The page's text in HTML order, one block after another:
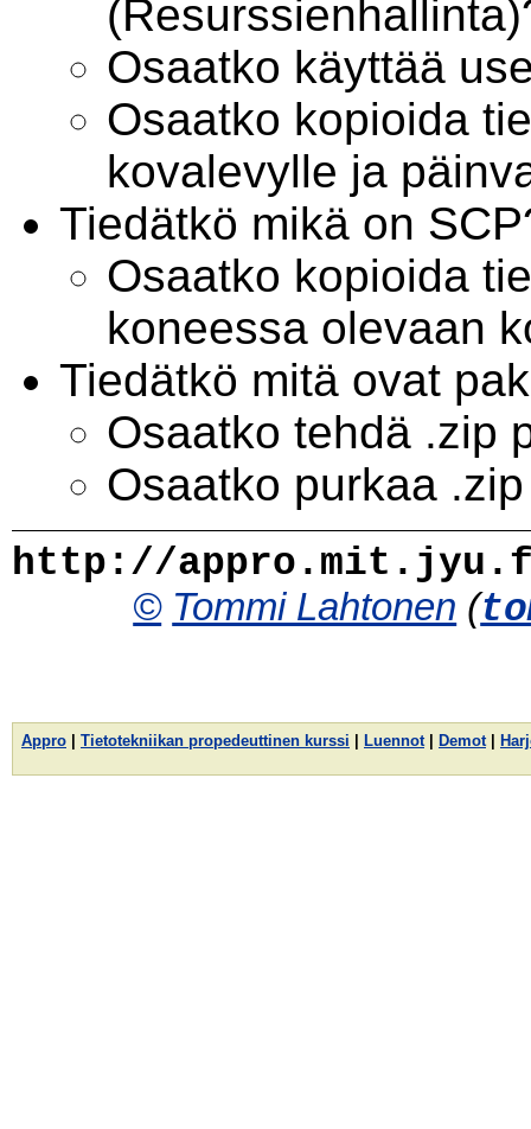
Osaatko käyttää
Osaatko kopioida
kovalevylle ja
Tiedätkö mikä on
Osaatko kopioida
koneessa olevaan
Tiedätkö mitä ovat
Osaatko tehdä .zip
Osaatko purkaa
http://
© Tommi Lahtonen (
Appro Tietotekniikan propedeuttinen kurssi Luennot Demot